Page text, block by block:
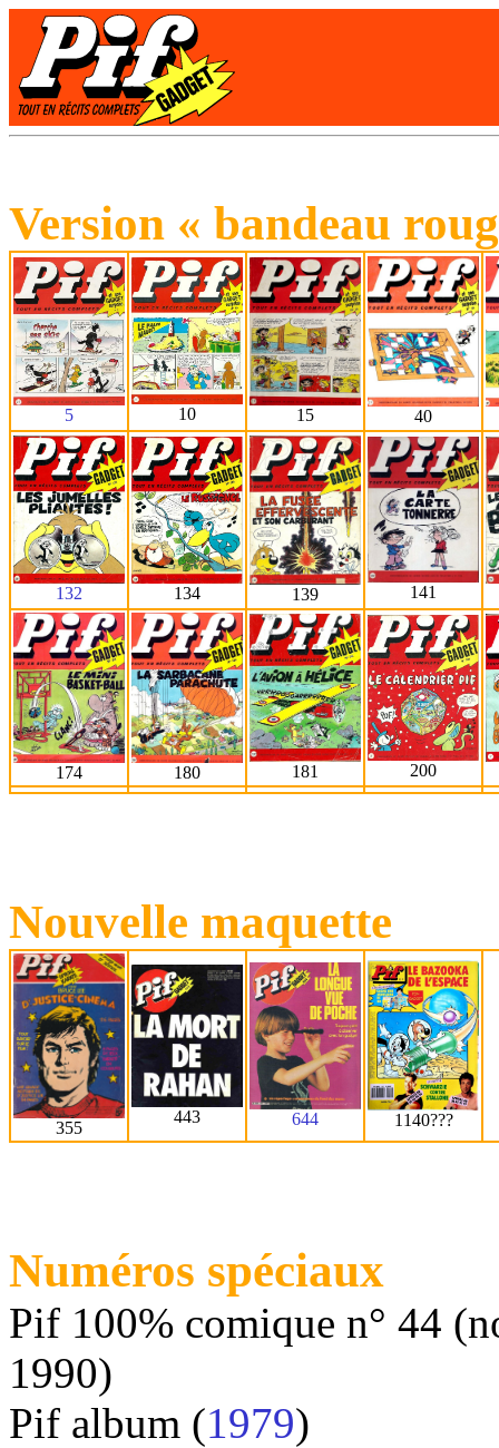
Version « bandeau
5 10 15 40
132 134 139 141
174 180 181 200
Nouvelle maquette
355
443 644 1140???
Numéros spéciaux
Pif 100% comique n° 44
1990)
Pif album (1979)